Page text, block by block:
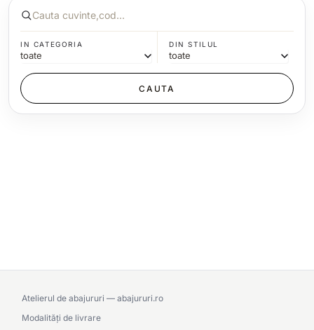
IN CATEGORIA DIN STILUL
Atelierul de abajururi — abajururi.ro
Modalități de livrare